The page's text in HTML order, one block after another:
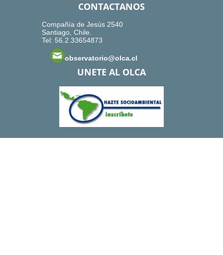
CONTACTANOS
Compañía de Jesús 2540
Santiago, Chile.
Tel: 56.2.33654873
observatorio@olca.cl
UNETE AL OLCA